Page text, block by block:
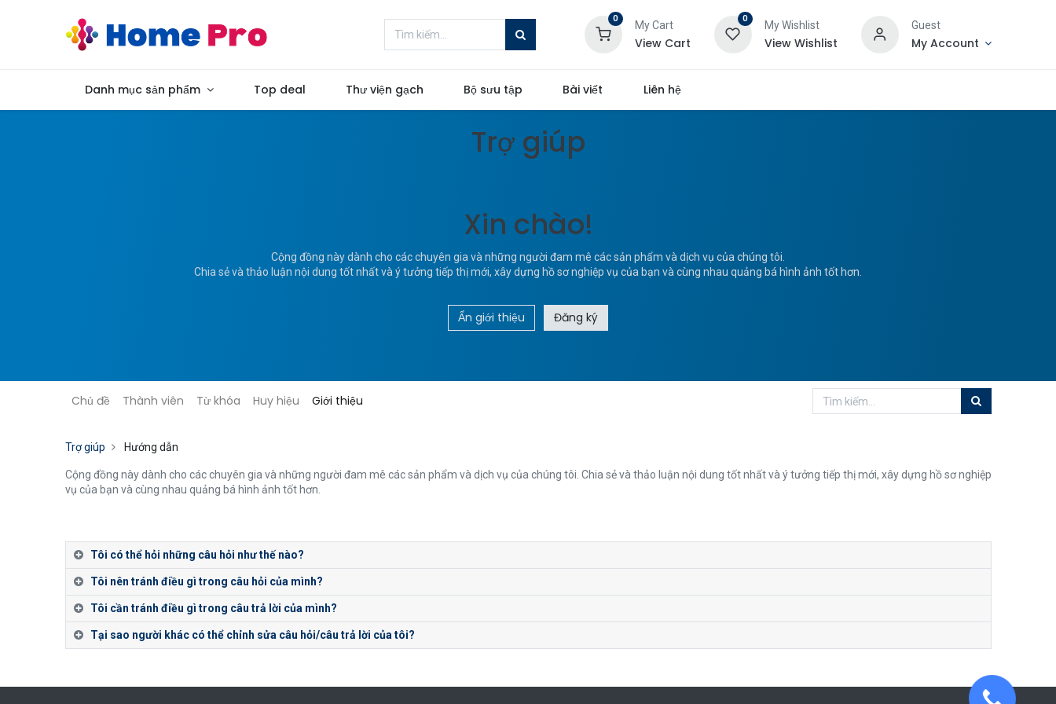
0
My Cart
View Cart
0
My Wishlist
View Wishlist
Guest
My Account
Danh mục sản phẩm Top deal Thư viện gạch Bộ sưu tập Bài viết Liên hệ
Trợ giúp
Xin chào!
Cộng đồng này dành cho các chuyên gia và những người đam mê các sản phẩm và dịch vụ của chúng tôi.
Chia sẻ và thảo luận nội dung tốt nhất và ý tưởng tiếp thị mới, xây dựng hồ sơ nghiệp vụ của bạn và cùng nhau quảng bá hình ảnh tốt hơn.
Ẩn giới thiệu Đăng ký
Chủ đề Thành viên Từ khóa Huy hiệu Giới thiệu
Trợ giúp Hướng dẫn
Cộng đồng này dành cho các chuyên gia và những người đam mê các sản phẩm và dịch vụ của chúng tôi. Chia sẻ và thảo luận nội dung tốt nhất và ý tưởng tiếp thị mới, xây dựng hồ sơ nghiệp
vụ của bạn và cùng nhau quảng bá hình ảnh tốt hơn.
Tôi có thể hỏi những câu hỏi như thế nào?
Tôi nên tránh điều gì trong câu hỏi của mình?
Tôi cần tránh điều gì trong câu trả lời của mình?
Tại sao người khác có thể chỉnh sửa câu hỏi/câu trả lời của tôi?